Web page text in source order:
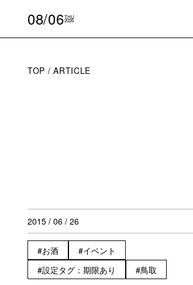
08/06THU
2026
TOP ARTICLE
2015 / 06 / 26
お酒
イベント
設定タグ：期限あり
鳥取